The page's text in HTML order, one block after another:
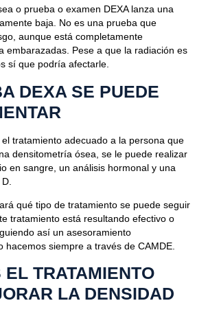
o prueba o examen DEXA lanza una
baja. No es una prueba que
aunque está completamente
embarazadas . Pese a que la radiación es
sí que podría afectarle.
DEXA SE PUEDE
tratamiento adecuado a la persona que
densitometría ósea, se le puede realizar
en sangre, un análisis hormonal y una
qué tipo de tratamiento se puede seguir
tratamiento está resultando efectivo o
asíun asesoramiento
hacemos siempre a través de CAMDE
TRATAMIENTO
LA DENSIDAD